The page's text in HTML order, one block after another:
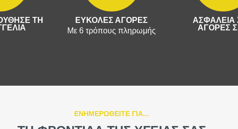
ΤΗ
ΕΥΚΟΛΕΣ ΑΓΟΡΕΣ
Με 6 τρόπους πληρωμής
ΑΣΦΑΛΕΙΑ
ΑΓΟΡΕΣ
ΕΝΗΜΕΡΩΘΕΙΤΕ ΓΙΑ...